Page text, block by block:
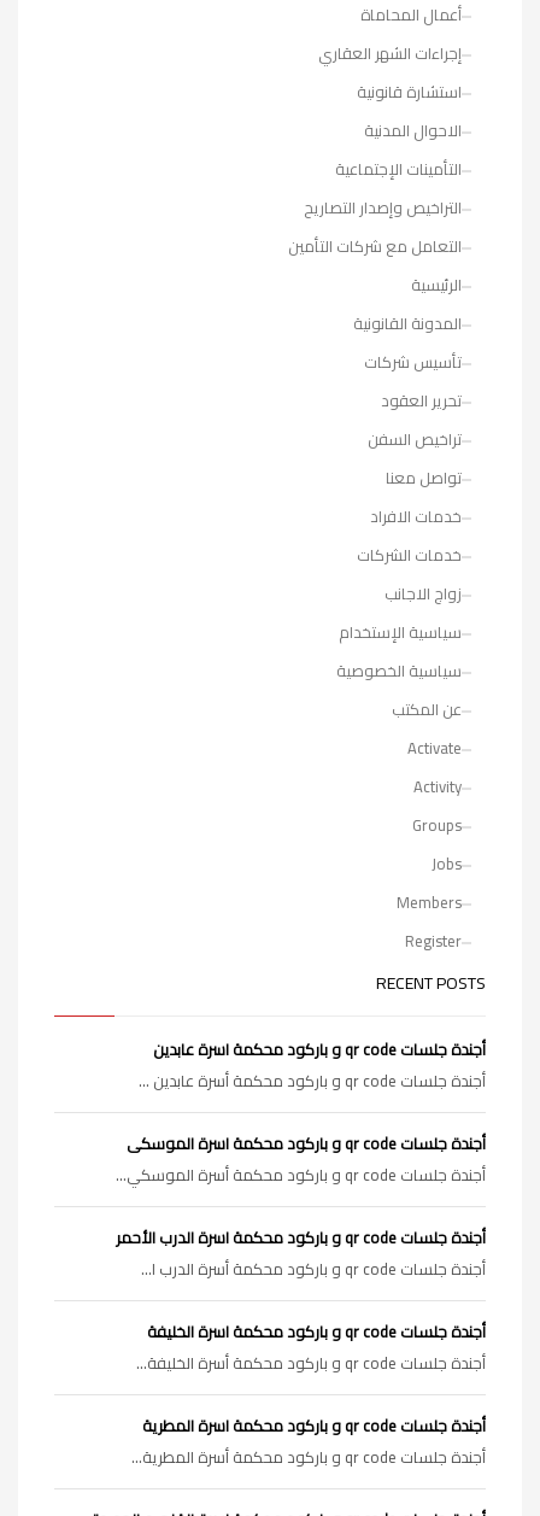
أعمال المحاماة
إجراءات الشهر العقاري
استشارة قانونية
الاحوال المدنية
التأمينات الإجتماعية
التراخيص وإصدار التصاريح
التعامل مع شركات التأمين
الرئيسية
المدونة القانونية
تأسيس شركات
تحرير العقود
تراخيص السفن
تواصل معنا
خدمات الافراد
خدمات الشركات
زواج الاجانب
سياسية الإستخدام
سياسية الخصوصية
عن المكتب
Activate
Activity
Groups
Jobs
Members
Register
RECENT POSTS
أجندة جلسات qr code و باركود محكمة اسرة عابدين
أجندة جلسات qr code و باركود محكمة أسرة عابدين ...
أجندة جلسات qr code و باركود محكمة اسرة الموسكى
أجندة جلسات qr code و باركود محكمة أسرة الموسكي...
أجندة جلسات qr code و باركود محكمة اسرة الدرب الأحمر
أجندة جلسات qr code و باركود محكمة أسرة الدرب ا...
أجندة جلسات qr code و باركود محكمة اسرة الخليفة
أجندة جلسات qr code و باركود محكمة أسرة الخليفة...
أجندة جلسات qr code و باركود محكمة اسرة المطرية
أجندة جلسات qr code و باركود محكمة أسرة المطرية...